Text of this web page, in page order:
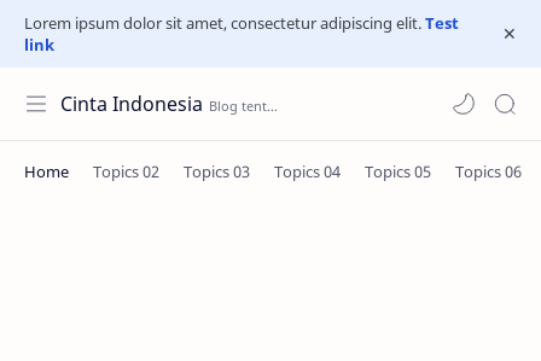
Lorem ipsum dolor sit amet, consectetur adipiscing elit.Test
link
Cinta Indonesia